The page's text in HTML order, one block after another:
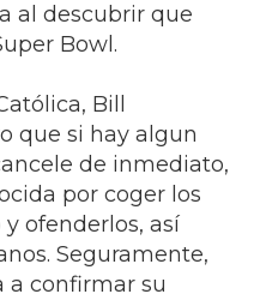
al descubrir que
Bowl.
Bill
que si hay algun
de inmediato,
por coger los
ofenderlos, así
Seguramente,
a confirmar su